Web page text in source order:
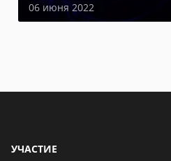
06 июня 2022
УЧАСТИЕ